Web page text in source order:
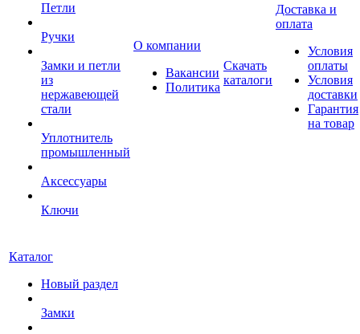
Петли
Ручки
Замки и петли
из
нержавеющей
стали
Уплотнитель
промышленный
Аксессуары
Ключи
О компании
Вакансии
Политика
Скачать
каталоги
Доставка и
оплата
Условия
оплаты
Условия
доставки
Гарантия
на товар
Каталог
Новый раздел
Замки